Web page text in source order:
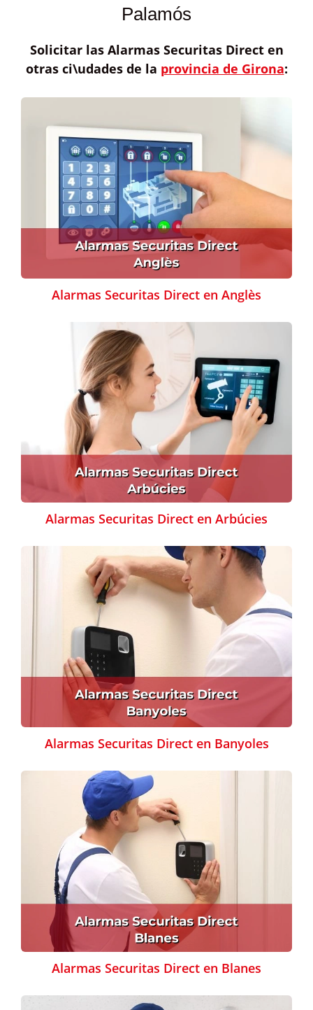
Palamós
Solicitar las Alarmas Securitas Directen
otras ci\udades de la provincia de Girona:
Alarmas Securitas Direct en Anglès
Alarmas Securitas Direct en Arbúcies
Alarmas Securitas Direct en Banyoles
Alarmas Securitas Direct en Blanes